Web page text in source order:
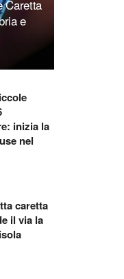
Caretta
e
inizia la
nel
caretta
il via la